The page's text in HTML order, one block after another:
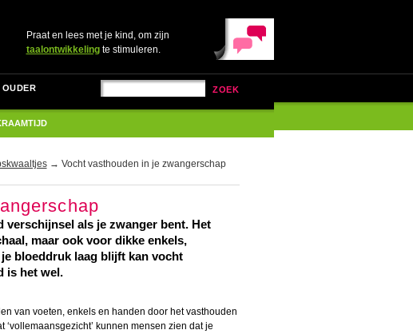
Praat en lees met je kind, om zijn
taalontwikkelingte stimuleren.
ZOEK
→ Vocht vasthouden in je zwangerschap
verschijnsel als je zwanger bent. Het
maar ook voor dikke enkels,
bloeddruk laag blijft kan vocht
is het wel.
van voeten, enkels en handen door het vasthouden
kunnen mensen zien dat je